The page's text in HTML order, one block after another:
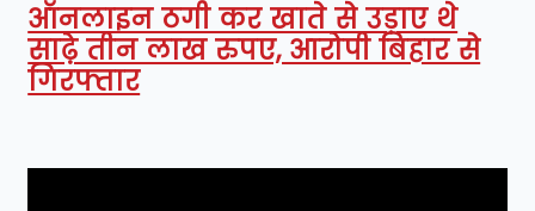
ऑनलाइन ठगी कर खाते से उड़ाए थे
साढ़े तीन लाख रुपए, आरोपी बिहार से
गिरफ्तार